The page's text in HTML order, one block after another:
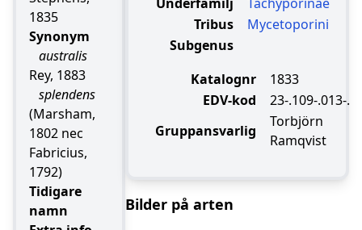
1835
Synonym
australis
Rey, 1883
splendens
(Marsham,
1802 nec
Fabricius,
1792)
Tidigare
namn
Tribus
Mycetoporini
Subgenus
Katalognr
1833
EDV-kod
23-.109-.013-.
Gruppansvarlig
Torbjörn
Ramqvist
Bilder på arten